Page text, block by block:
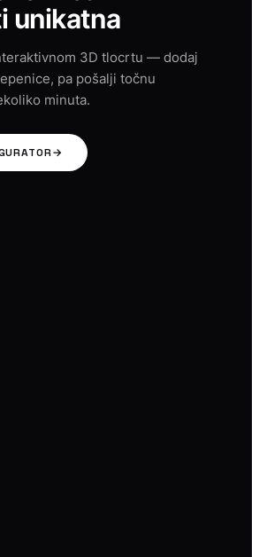
unikatna
3D tlocrtu — dodaj
pa pošalji točnu
minuta.
→